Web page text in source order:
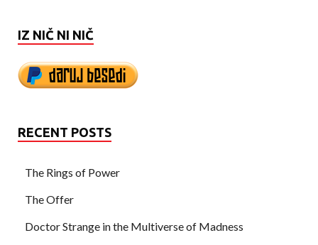
IZ NIČ NI NIČ
RECENT POSTS
The Rings of Power
The Offer
Doctor Strange in the Multiverse of Madness